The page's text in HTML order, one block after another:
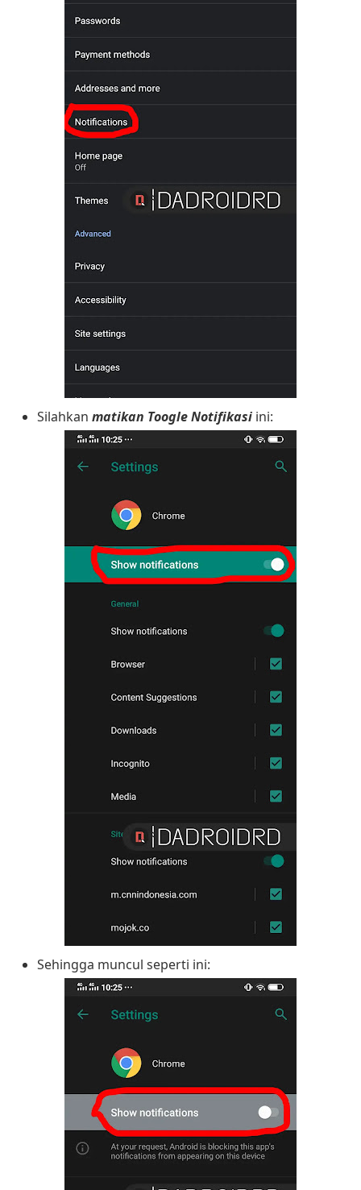
Silahkan matikan Toogle Notifikasi ini:
Sehingga muncul seperti ini: